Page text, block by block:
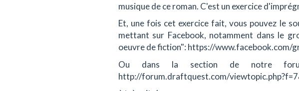
musique de ce roman. C'est un exercice
Et, une fois cet exercice fait, vous pouvez le
mettant sur Facebook, notamment dans le
oeuvre de fiction": https://
Ou dans la section de notre
http://forum.draftquest.com/